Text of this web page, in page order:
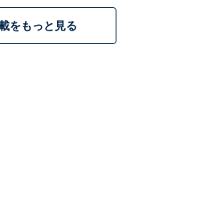
だろうといいじゃないか。自分
好きになる気持ちを否定する権
をもっと見る